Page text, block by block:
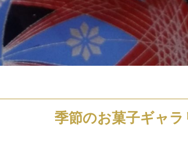
季節のお菓子ギャラ